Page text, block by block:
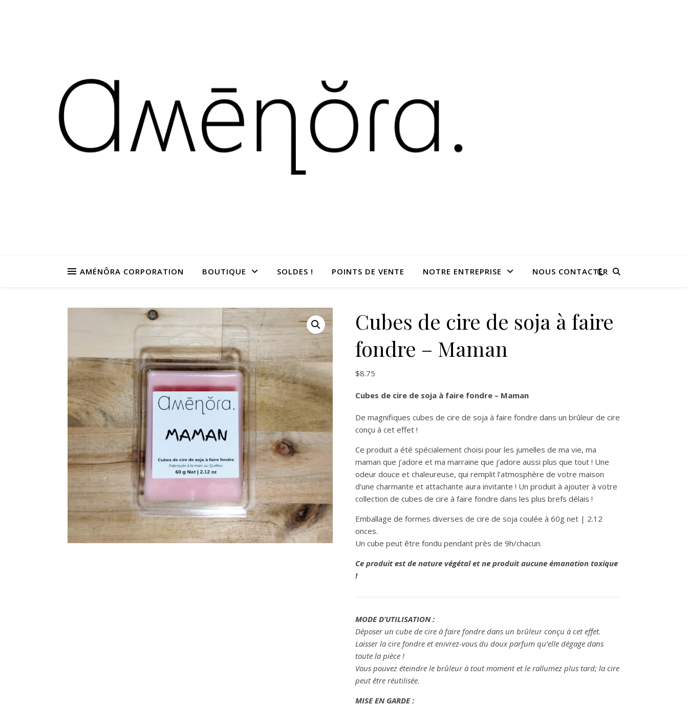
AMÉNÔRA CORPORATION BOUTIQUE SOLDES ! POINTS DE VENTE NOTRE ENTREPRISE NOUS CONTACTER
Cubes de cire de soja à faire
fondre – Maman
$8.75
Cubes de cire de soja à faire fondre – Maman
De magnifiques cubes de cire de soja à faire fondre dans un brûleur de cire
conçu à cet effet !
Ce produit a été spécialement choisi pour les jumelles de ma vie, ma
maman que j’adore et ma marraine que j’adore aussi plus que tout ! Une
odeur douce et chaleureuse, qui remplit l’atmosphère de votre maison
d’une charmante et attachante aura invitante ! Un produit à ajouter à votre
collection de cubes de cire à faire fondre dans les plus brefs délais !
Emballage de formes diverses de cire de soja coulée à 60g net | 2.12
onces.
Un cube peut être fondu pendant près de 9h/chacun.
Ce produit est de nature végétal et ne produit aucune émanation toxique
!
MODE D’UTILISATION :
Déposer un cube de cire à faire fondre dans un brûleur conçu à cet effet.
Laisser la cire fondre et enivrez-vous du doux parfum qu’elle dégage dans
toute la pièce !
Vous pouvez éteindre le brûleur à tout moment et le rallumez plus tard; la cire
peut être réutilisée.
MISE EN GARDE :